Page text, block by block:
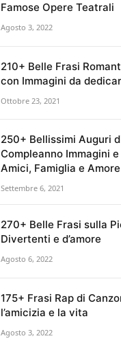
Famose Opere Teatrali
Agosto 3, 2022
210+ Belle Frasi
con Immagini da
Ottobre 23, 2021
250+ Bellissimi Auguri
Compleanno Immagini
Amici, Famiglia e Amore
Settembre 6, 2021
270+ Belle Frasi sulla
Divertenti e d’amore
Agosto 6, 2022
175+ Frasi Rap di
l’amicizia e la vita
Agosto 3, 2022